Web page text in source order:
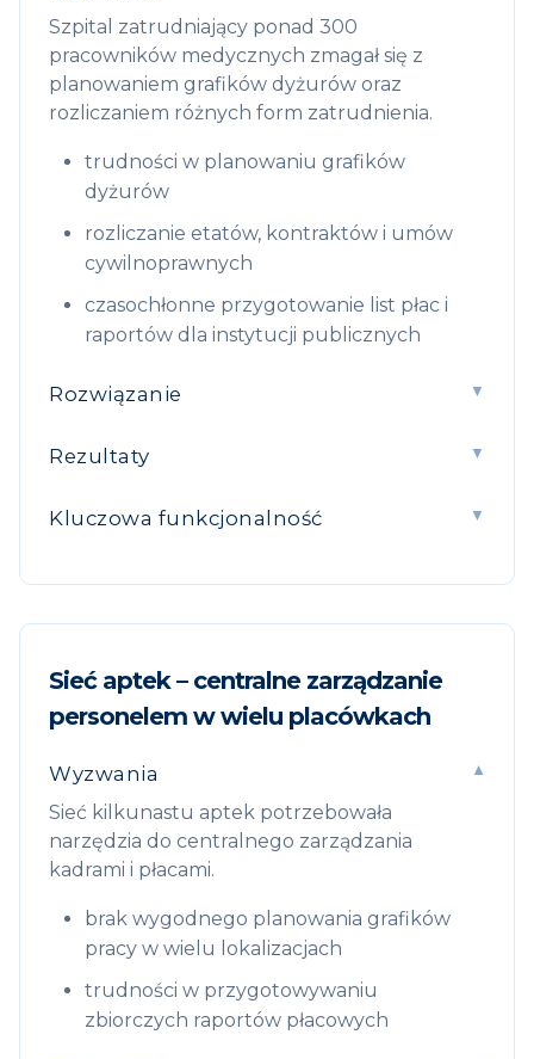
Szpital zatrudniający ponad 300
pracowników medycznych zmagał się z
planowaniem grafików dyżurów oraz
rozliczaniem różnych form zatrudnienia.
trudności w planowaniu grafików
dyżurów
rozliczanie etatów, kontraktów i umów
cywilnoprawnych
czasochłonne przygotowanie list płac i
raportów dla instytucji publicznych
Rozwiązanie
Rezultaty
Kluczowa funkcjonalność
Sieć aptek – centralne zarządzanie
personelem w wielu placówkach
Wyzwania
Sieć kilkunastu aptek potrzebowała
narzędzia do centralnego zarządzania
kadrami i płacami.
brak wygodnego planowania grafików
pracy w wielu lokalizacjach
trudności w przygotowywaniu
zbiorczych raportów płacowych